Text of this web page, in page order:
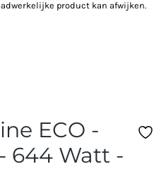
product kan afwijken.
ECO -
644 Watt -